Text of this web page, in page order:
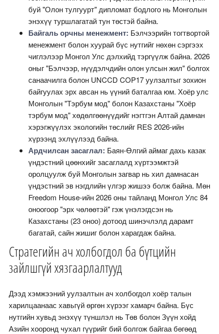
буй "Олон тулгуурт" дипломат бодлого нь Монголын
энэхүү туршлагатай тун төстэй байна.
Байгаль орчны менежмент: Бэлчээрийн тогтвортой
менежмент болон хуурай бүс нутгийг нөхөн сэргээх
чиглэлээр Монгол Улс дэлхийд тэргүүлж байна. 2026
оныг "Бэлчээр, нүүдэлчдийн олон улсын жил" болгох
санаачилга болон UNCCD COP17 уулзалтыг зохион
байгуулах эрх авсан нь үүний баталгаа юм. Хоёр улс
Монголын "Тэрбум мод" болон Казахстаны "Хоёр
тэрбум мод" хөдөлгөөнүүдийг нэгтгэн Алтай дамнан
хэрэгжүүлэх экологийн төслийг RES 2026-ийн
хүрээнд эхлүүлээд байна.
Ардчилсан засаглал: Баян-Өлгий аймаг дахь казак
үндэстний цөөнхийг засаглалд хүртээмжтэй
оролцуулж буй Монголын загвар нь хил дамнасан
үндэстний эв нэгдлийн үлгэр жишээ болж байна. Мөн
Freedom House-ийн 2026 оны тайланд Монгол Улс 84
оноогоор "эрх чөлөөтэй" гэж үнэлэгдсэн нь
Казахстаны (23 оноо) дотоод шинэчлэлд дарамт
багатай, сайн жишиг болон харагдаж байна.
Стратегийн ач холбогдол ба бүтцийн
зайлшгүй хязгаарлалтууд
Дээд хэмжээний уулзалтын ач холбогдол хоёр талын
харилцаанаас хавьгүй өргөн хүрээг хамарч байна. Бүс
нутгийн хувьд энэхүү түншлэл нь Төв болон Зүүн хойд
Азийн хооронд чухал гүүрийг бий болгож байгаа бөгөөд